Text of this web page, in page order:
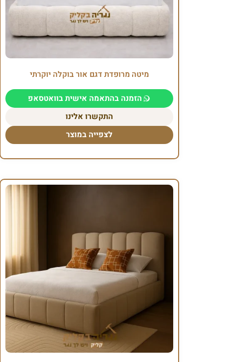
מיטה מרופדת דגם אור בוקלה יוקרתי
הזמנה בהתאמה אישית בוואטסאפ
התקשרו אלינו
לצפייה במוצר